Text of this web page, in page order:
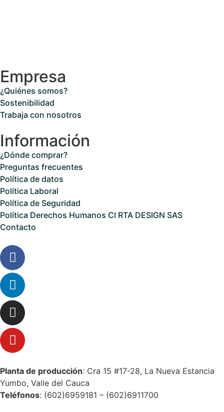
Empresa
¿Quiénes somos?
Sostenibilidad
Trabaja con nosotros
Información
¿Dónde comprar?
Preguntas frecuentes
Política de datos
Política Laboral
Política de Seguridad
Política Derechos Humanos CI RTA DESIGN SAS
Contacto
Planta de producción: Cra 15 #17-28, La Nueva Estancia
Yumbo, Valle del Cauca
Teléfonos: (602)6959181 – (602)6911700